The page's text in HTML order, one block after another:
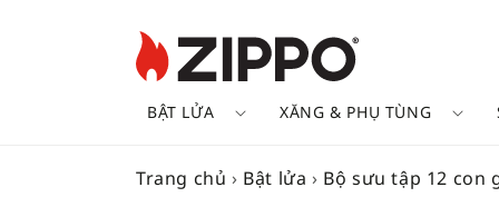
BẬT LỬA XĂNG & PHỤ TÙNG
Trang chủ › Bật lửa › Bộ sưu tập 12 con